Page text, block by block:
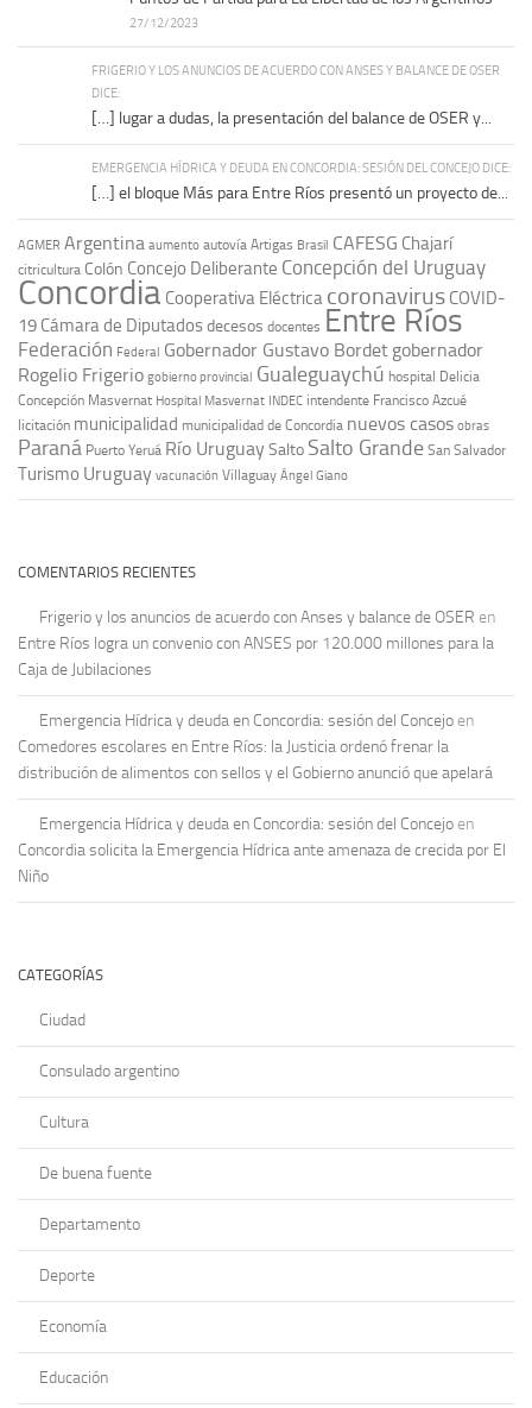
27/12/2023
FRIGERIO Y LOS ANUNCIOS DE ACUERDO CON ANSES Y BALANCE DE OSER
DICE:
[…] lugar a dudas, la presentación del balance de OSER y...
EMERGENCIA HÍDRICA Y DEUDA EN CONCORDIA: SESIÓN DEL CONCEJO DICE:
[…] el bloque Más para Entre Ríos presentó un proyecto de...
AGMER Argentina aumento autovía Artigas Brasil CAFESG Chajarí
citricultura Colón Concejo Deliberante Concepción del Uruguay
Concordia Cooperativa Eléctrica coronavirus COVID-
19 Cámara de Diputadosdecesos docentes Entre Ríos
Federación Federal Gobernador Gustavo Bordet gobernador
Rogelio Frigerio gobierno provincial Gualeguaychú hospital Delicia
Concepción Masvernat Hospital Masvernat INDEC intendente Francisco Azcué
licitación municipalidad municipalidad de Concordia nuevos casos obras
Paraná Puerto Yeruá Río UruguaySalto Salto Grande San Salvador
Turismo Uruguay vacunación Villaguay Ángel Giano
COMENTARIOS RECIENTES
Frigerio y los anuncios de acuerdo con Anses y balance de OSER en
Entre Ríos logra un convenio con ANSES por 120.000 millones para la
Caja de Jubilaciones
Emergencia Hídrica y deuda en Concordia: sesión del Concejo en
Comedores escolares en Entre Ríos: la Justicia ordenó frenar la
distribución de alimentos con sellos y el Gobierno anunció que apelará
Emergencia Hídrica y deuda en Concordia: sesión del Concejo en
Concordia solicita la Emergencia Hídrica ante amenaza de crecida por El
Niño
CATEGORÍAS
Ciudad
Consulado argentino
Cultura
De buena fuente
Departamento
Deporte
Economía
Educación